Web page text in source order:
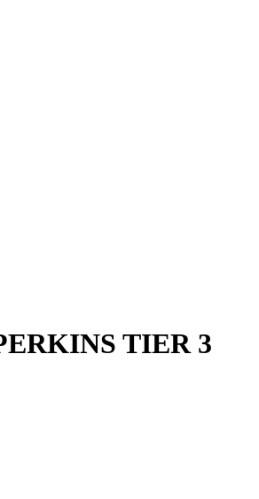
TIER 3